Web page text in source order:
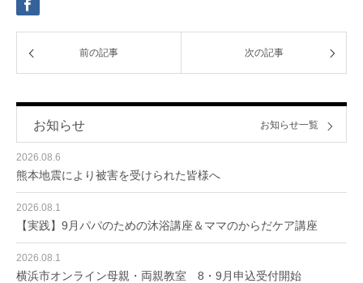
前の記事 次の記事
お知らせ
2026.08.6
熊本地震により被害を受けられた皆様へ
2026.08.1
【実践】9月パパのための沐浴講座＆ママのからだケア講座
2026.08.1
横浜市オンライン母親・両親教室 8・9月申込受付開始
お知らせ一覧